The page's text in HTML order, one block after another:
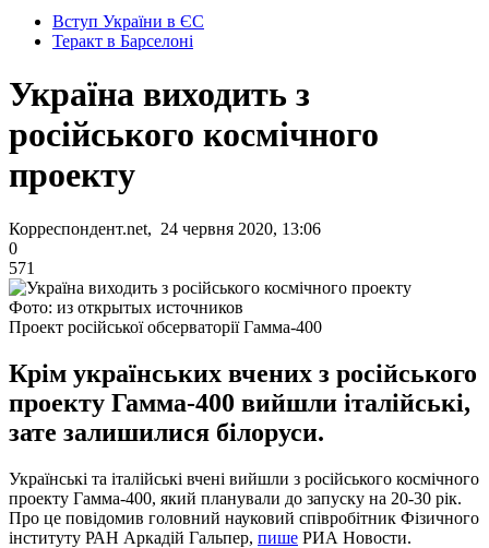
Вступ України в ЄС
Теракт в Барселоні
Україна виходить з
російського космічного
проекту
Корреспондент.net, 24 червня 2020, 13:06
0
571
Фото: из открытых источников
Проект російської обсерваторії Гамма-400
Крім українських вчених з російського
проекту Гамма-400 вийшли італійські,
зате залишилися білоруси.
Українські та італійські вчені вийшли з російського космічного
проекту Гамма-400, який планували до запуску на 20-30 рік.
Про це повідомив головний науковий співробітник Фізичного
інституту РАН Аркадій Гальпер, пише РИА Новости.